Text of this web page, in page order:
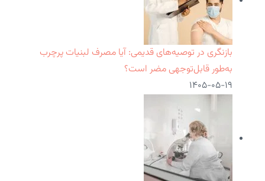
بازنگری در توصیه‌های قدیمی: آیا مصرف لبنیات پرچرب
به‌طور قابل‌توجهی مضر است؟
۱۴۰۵-۰۵-۱۹